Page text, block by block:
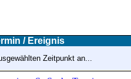
/ Ereignis
Zeitpunkt an...